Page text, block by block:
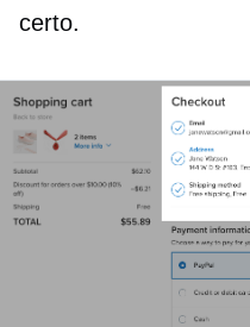
certo.